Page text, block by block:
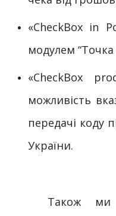
«CheckBox in
модулем
«СheckBox
можливість
передачі коду
України.
Також ми